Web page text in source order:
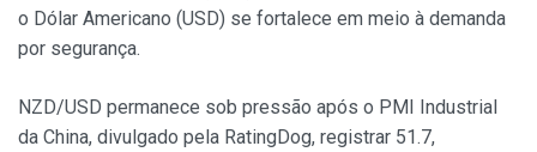
o Dólar Americano (USD) se fortalece em meio à demanda
por segurança.
NZD/USD permanece sob pressão após o PMI Industrial
da China, divulgado pela RatingDog, registrar 51.7,